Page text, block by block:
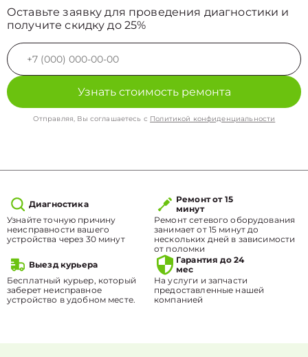
Оставьте заявку для проведения диагностики и
получите скидку до 25%
Узнать стоимость ремонта
Отправляя, Вы соглашаетесь с Политикой конфиденциальности
Диагностика
Узнайте точную причину
неисправности вашего
устройства через 30 минут
Ремонт от 15
минут
Ремонт сетевого оборудования
занимает от 15 минут до
нескольких дней в зависимости
от поломки
Выезд курьера
Бесплатный курьер, который
заберет неисправное
устройство в удобном месте.
Гарантия до 24
мес
На услуги и запчасти
предоставленные нашей
компанией